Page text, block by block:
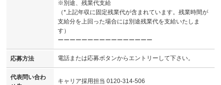
※別途、残業代支給
（*上記年収に固定残業代が含まれています。残業時間が
支給分を上回った場合には別途残業代を支給いたしま
す）
ーーーーーーーーーーーーーーーー
応募方法 電話または応募ボタンからエントリーして下さい。
代表問い合わ
キャリア採用担当 0120-314-506